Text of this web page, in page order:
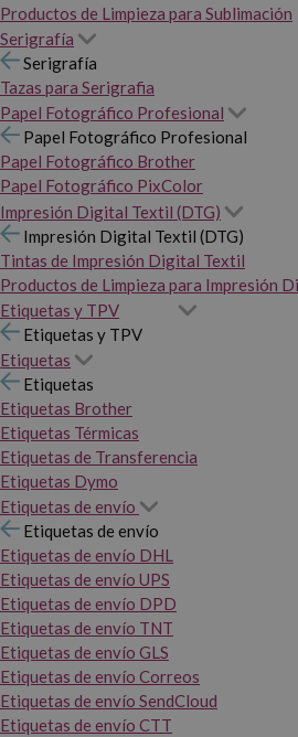
Productos de Limpieza para Sublimación
Serigrafía
Serigrafía
Tazas para Serigrafia
Papel Fotográfico Profesional
Papel Fotográfico Profesional
Papel Fotográfico Brother
Papel Fotográfico PixColor
Impresión Digital Textil (DTG)
Impresión Digital Textil (DTG)
Tintas de Impresión Digital Textil
Productos de Limpieza para Impresión
Etiquetas y TPV
Etiquetas y TPV
Etiquetas
Etiquetas
Etiquetas Brother
Etiquetas Térmicas
Etiquetas de Transferencia
Etiquetas Dymo
Etiquetas de envío
Etiquetas de envío
Etiquetas de envío DHL
Etiquetas de envío UPS
Etiquetas de envío DPD
Etiquetas de envío TNT
Etiquetas de envío GLS
Etiquetas de envío Correos
Etiquetas de envío SendCloud
Etiquetas de envío CTT